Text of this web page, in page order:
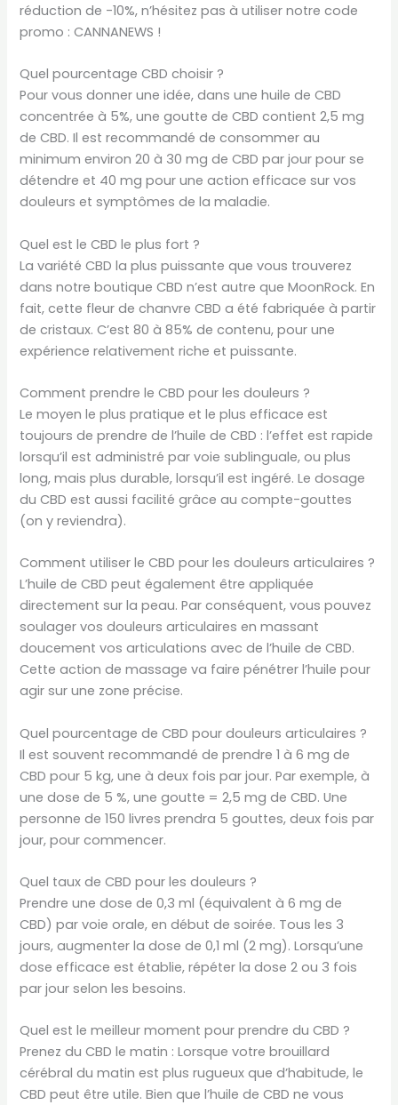
réduction de -10%, n’hésitez pas à utiliser notre code
promo : CANNANEWS !
Quel pourcentage CBD choisir ?
Pour vous donner une idée, dans une huile de CBD
concentrée à 5%, une goutte de CBD contient 2,5 mg
de CBD. Il est recommandé de consommer au
minimum environ 20 à 30 mg de CBD par jour pour se
détendre et 40 mg pour une action efficace sur vos
douleurs et symptômes de la maladie.
Quel est le CBD le plus fort ?
La variété CBD la plus puissante que vous trouverez
dans notre boutique CBD n’est autre que MoonRock. En
fait, cette fleur de chanvre CBD a été fabriquée à partir
de cristaux. C’est 80 à 85% de contenu, pour une
expérience relativement riche et puissante.
Comment prendre le CBD pour les douleurs ?
Le moyen le plus pratique et le plus efficace est
toujours de prendre de l’huile de CBD : l’effet est rapide
lorsqu’il est administré par voie sublinguale, ou plus
long, mais plus durable, lorsqu’il est ingéré. Le dosage
du CBD est aussi facilité grâce au compte-gouttes
(on y reviendra).
Comment utiliser le CBD pour les douleurs articulaires ?
L’huile de CBD peut également être appliquée
directement sur la peau. Par conséquent, vous pouvez
soulager vos douleurs articulaires en massant
doucement vos articulations avec de l’huile de CBD.
Cette action de massage va faire pénétrer l’huile pour
agir sur une zone précise.
Quel pourcentage de CBD pour douleurs articulaires ?
Il est souvent recommandé de prendre 1 à 6 mg de
CBD pour 5 kg, une à deux fois par jour. Par exemple, à
une dose de 5 %, une goutte = 2,5 mg de CBD. Une
personne de 150 livres prendra 5 gouttes, deux fois par
jour, pour commencer.
Quel taux de CBD pour les douleurs ?
Prendre une dose de 0,3 ml (équivalent à 6 mg de
CBD) par voie orale, en début de soirée. Tous les 3
jours, augmenter la dose de 0,1 ml (2 mg). Lorsqu’une
dose efficace est établie, répéter la dose 2 ou 3 fois
par jour selon les besoins.
Quel est le meilleur moment pour prendre du CBD ?
Prenez du CBD le matin : Lorsque votre brouillard
cérébral du matin est plus rugueux que d’habitude, le
CBD peut être utile. Bien que l’huile de CBD ne vous